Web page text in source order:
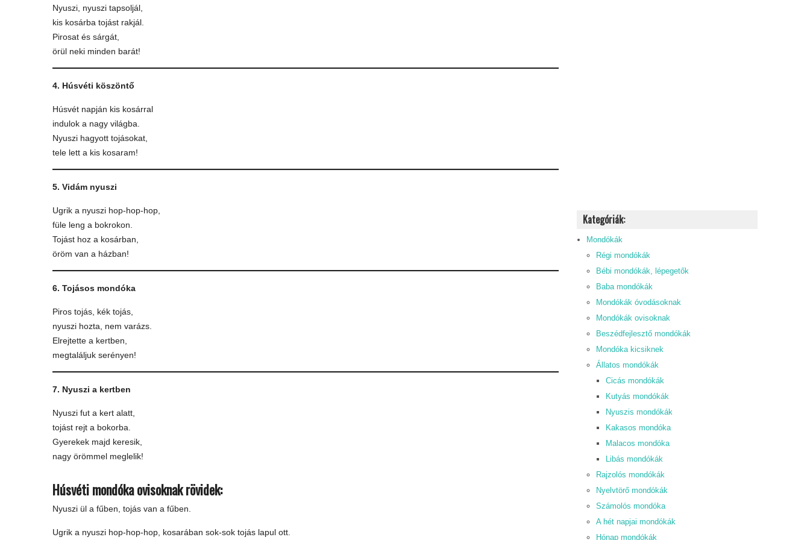
Nyuszi, nyuszi tapsoljál,
kis kosárba tojást rakjál.
Pirosat és sárgát,
örül neki minden barát!
4. Húsvéti köszöntő
Húsvét napján kis kosárral
indulok a nagy világba.
Nyuszi hagyott tojásokat,
tele lett a kis kosaram!
5. Vidám nyuszi
Ugrik a nyuszi hop-hop-hop,
füle leng a bokrokon.
Tojást hoz a kosárban,
öröm van a házban!
6. Tojásos mondóka
Piros tojás, kék tojás,
nyuszi hozta, nem varázs.
Elrejtette a kertben,
megtaláljuk serényen!
7. Nyuszi a kertben
Nyuszi fut a kert alatt,
tojást rejt a bokorba.
Gyerekek majd keresik,
nagy örömmel meglelik!
Húsvéti mondóka ovisoknak rövidek:
Nyuszi ül a fűben, tojás van a fűben.
Ugrik a nyuszi hop-hop-hop, kosarában sok-sok tojás lapul ott.
Kategóriák:
Mondókák
Régi mondókák
Bébi mondókák, lépegetők
Baba mondókák
Mondókák óvodásoknak
Mondókák ovisoknak
Beszédfejlesztő mondókák
Mondóka kicsiknek
Állatos mondókák
Cicás mondókák
Kutyás mondókák
Nyuszis mondókák
Kakasos mondóka
Malacos mondóka
Libás mondókák
Rajzolós mondókák
Nyelvtörő mondókák
Számolós mondóka
A hét napjai mondókák
Hónap mondókák